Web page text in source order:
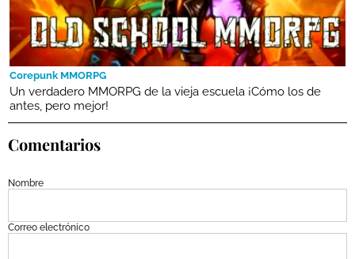
Corepunk MMORPG
Un verdadero MMORPG de la vieja escuela ¡Cómo los de
antes, pero mejor!
Comentarios
Nombre
Correo electrónico